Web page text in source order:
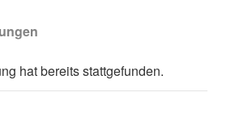
hat bereits stattgefunden.